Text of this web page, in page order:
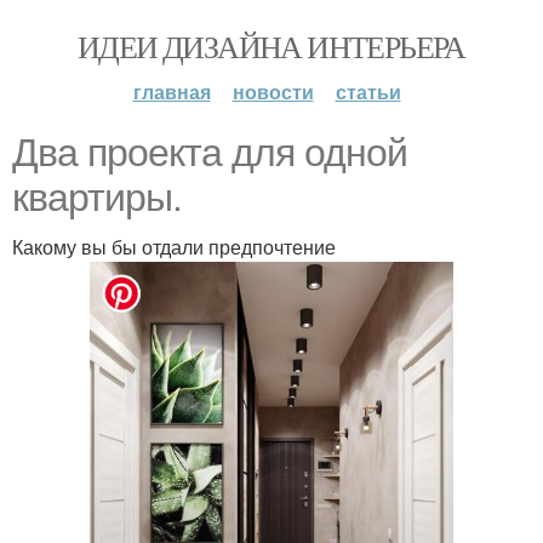
ИДЕИ ДИЗАЙНА ИНТЕРЬЕРА
главная новости статьи
Два проекта для одной
квартиры.
Какому вы бы отдали предпочтение